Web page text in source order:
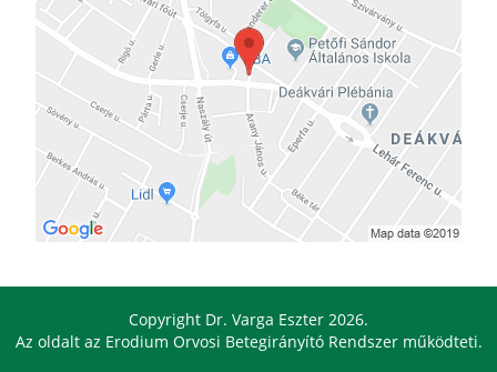
Copyright Dr. Varga Eszter 2026.
Az oldalt az Erodium Orvosi Betegirányító Rendszerműködteti.